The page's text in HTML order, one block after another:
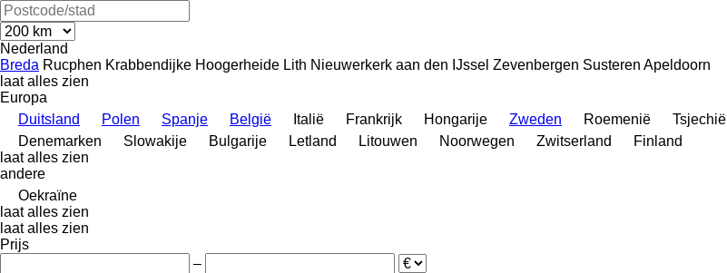
Nederland
Breda Rucphen Krabbendijke Hoogerheide Lith Nieuwerkerk aan den IJssel Zevenbergen Susteren Apeldoorn
laat alles zien
Europa
Duitsland
Polen Spanje België Italië Frankrijk Hongarije Zweden Roemenië Tsjechië
Denemarken
Slowakije Bulgarije Letland Litouwen Noorwegen Zwitserland
Finland
laat alles zien
andere
Oekraïne
laat alles zien
laat alles zien
Prijs
–